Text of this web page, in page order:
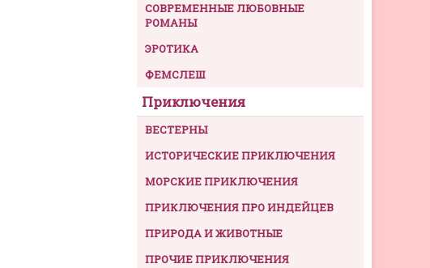
СОВРЕМЕННЫЕ ЛЮБОВНЫЕ
РОМАНЫ
ЭРОТИКА
ФЕМСЛЕШ
Приключения
ВЕСТЕРНЫ
ИСТОРИЧЕСКИЕ ПРИКЛЮЧЕНИЯ
МОРСКИЕ ПРИКЛЮЧЕНИЯ
ПРИКЛЮЧЕНИЯ ПРО ИНДЕЙЦЕВ
ПРИРОДА И ЖИВОТНЫЕ
ПРОЧИЕ ПРИКЛЮЧЕНИЯ